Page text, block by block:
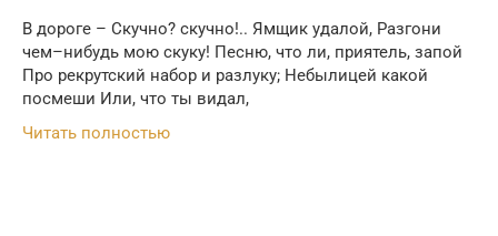
В дороге – Скучно? скучно!.. Ямщик удалой, Разгони
чем–нибудь мою скуку! Песню, что ли, приятель, запой
Про рекрутский набор и разлуку; Небылицей какой
посмеши Или, что ты видал,
Читать полностью